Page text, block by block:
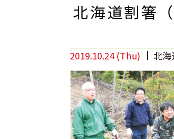
北海道割箸
2019.10.24 (Thu) 北